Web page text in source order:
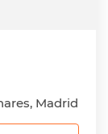
Madrid